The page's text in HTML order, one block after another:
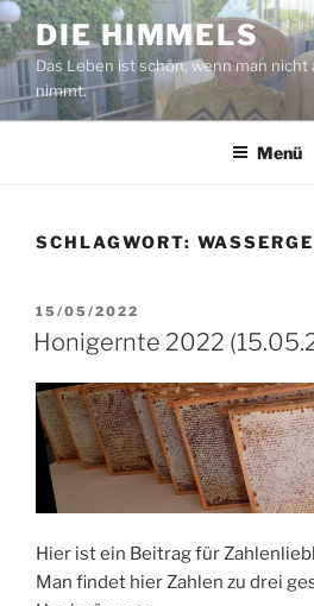
Zum
Inhalt
springen
DIE HIMMELS
Das Leben ist schön, wenn man
nimmt.
Menü
SCHLAGWORT:
VERÖFFENTLICHT
AM
15/05/2022
Honigernte 2022
Hier ist ein Beitrag für
Man findet hier Zahlen zu drei